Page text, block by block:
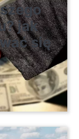
jak
się